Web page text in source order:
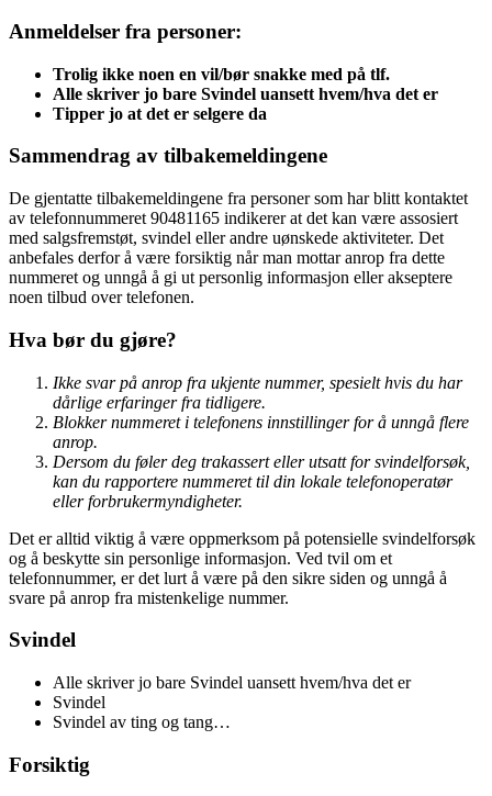
Anmeldelser fra personer:
Trolig ikke noen en vil/bør snakke med på tlf.
Alle skriver jo bare Svindel uansett hvem/hva det er
Tipper jo at det er selgere da
Sammendrag av tilbakemeldingene
De gjentatte tilbakemeldingene fra personer som har blitt kontaktet
av telefonnummeret 90481165 indikerer at det kan være assosiert
med salgsfremstøt, svindel eller andre uønskede aktiviteter. Det
anbefales derfor å være forsiktig når man mottar anrop fra dette
nummeret og unngå å gi ut personlig informasjon eller akseptere
noen tilbud over telefonen.
Hva bør du gjøre?
Ikke svar på anrop fra ukjente nummer, spesielt hvis du har
dårlige erfaringer fra tidligere.
Blokker nummeret i telefonens innstillinger for å unngå flere
anrop.
Dersom du føler deg trakassert eller utsatt for svindelforsøk,
kan du rapportere nummeret til din lokale telefonoperatør
eller forbrukermyndigheter.
Det er alltid viktig å være oppmerksom på potensielle svindelforsøk
og å beskytte sin personlige informasjon. Ved tvil om et
telefonnummer, er det lurt å være på den sikre siden og unngå å
svare på anrop fra mistenkelige nummer.
Svindel
Alle skriver jo bare Svindel uansett hvem/hva det er
Svindel
Svindel av ting og tang…
Forsiktig